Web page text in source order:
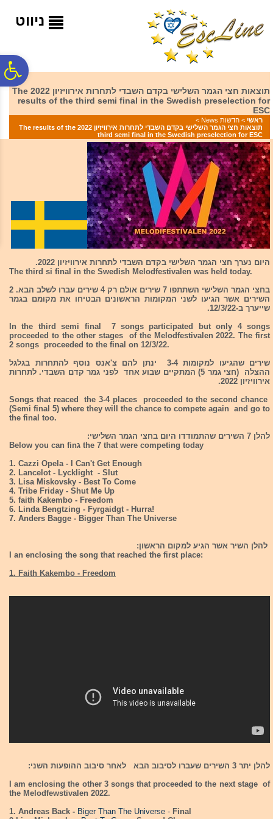
המרכזי
ניווט
תוצאות חצי הגמר השלישי בקדם השבדי לתחרות אירוויזיון 2022 The
results of the third semi final in the Swedish preselection for
ESC
ראשי > חדשות News
>
תוצאות חצי הגמר השלישי בקדם השבדי לתחרות אירוויזיון 2022 The results of the
third semi final in the Swedish preselection for ESC
היום נערך חצי הגמר השלישי בקדם השבדי לתחרות אירוויזיון 2022.
The third si final in the Swedish Melodfestivalen was held today.
בחצי הגמר השלישי השתתפו 7 שירים אולם רק 4 שירים עברו לשלב הבא. 2
השירים אשר הגיעו לשני המקומות הראשונים הבטיחו את מקומם בגמר
שייערך ב-12/3/22.
In the third semi final 7 songs participated but only 4 songs
proceeded to the other stages of the Melodfestivalen 2022. The first
2 songs proceeded to the final on 12/3/22.
שירים שהגיעו למקומות 3-4 ינתן להם צ'אנס נוסף להתחרות בגלגל
ההצלה (חצי גמר 5) המתקיים שבוע אחד לפני גמר קדם השבדי. לתחרות
אירוויזיון 2022.
Songs that reaced the 3-4 places proceeded to the second chance
(Semi final 5) where they will the chance to compete again and go to
the final too.
להלן 7 השירים שהתמודדו היום בחצי הגמר השלישי:
Below you can finג the 7 that were competing today
1. Cazzi Opela - I Can't Get Enough
2. Lancelot - Lycklight - Slut
3. Lisa Miskovsky - Best To Come
4. Tribe Friday - Shut Me Up
5. faith Kakembo - Freedom
6. Linda Bengtzing - Fyrgaidgt - Hurra!
7. Anders Bagge - Bigger Than The Universe
להלן השיר אשר הגיע למקום הראשון:
I an enclosing the song that reached the first place:
1. Faith Kakembo - Freedom
להלן יתר 3 השירים שעברו לסיבוב הבא לאחר סיבוב ההופעות השני:
I am enclosing the other 3 songs that proceeded to the next stage of
the Melodfewstivalen 2022.
1. Andreas Back - Biger Than The Universe - Final